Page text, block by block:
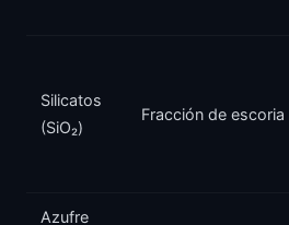
Silicatos
(SiO₂)
Fracción de escoria
Azufre